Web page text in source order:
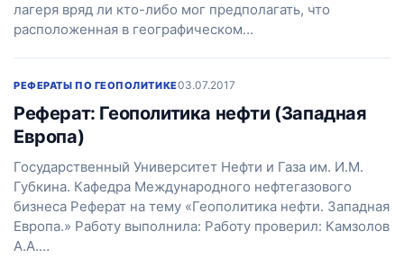
лагеря вряд ли кто-либо мог предполагать, что
расположенная в географическом…
РЕФЕРАТЫ ПО ГЕОПОЛИТИКЕ03.07.2017
Реферат: Геополитика нефти (Западная
Европа)
Государственный Университет Нефти и Газа им. И.М.
Губкина. Кафедра Международного нефтегазового
бизнеса Реферат на тему «Геополитика нефти. Западная
Европа.» Работу выполнила: Работу проверил: Камзолов
А.А.…